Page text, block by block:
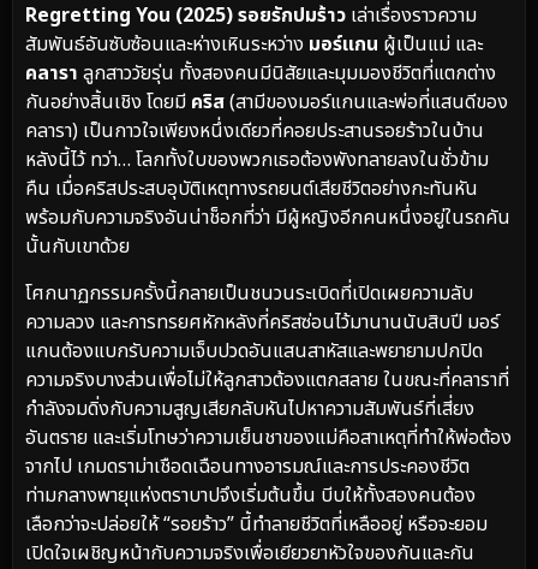
Regretting You (2025) รอยรักปมร้าว เล่าเรื่องราวความ
สัมพันธ์อันซับซ้อนและห่างเหินระหว่าง มอร์แกน ผู้เป็นแม่ และ
คลารา ลูกสาววัยรุ่น ทั้งสองคนมีนิสัยและมุมมองชีวิตที่แตกต่าง
กันอย่างสิ้นเชิง โดยมี คริส(สามีของมอร์แกนและพ่อที่แสนดีของ
คลารา) เป็นกาวใจเพียงหนึ่งเดียวที่คอยประสานรอยร้าวในบ้าน
หลังนี้ไว้ ทว่า… โลกทั้งใบของพวกเธอต้องพังทลายลงในชั่วข้าม
คืน เมื่อคริสประสบอุบัติเหตุทางรถยนต์เสียชีวิตอย่างกะทันหัน
พร้อมกับความจริงอันน่าช็อกที่ว่า มีผู้หญิงอีกคนหนึ่งอยู่ในรถคัน
นั้นกับเขาด้วย
โศกนาฏกรรมครั้งนี้กลายเป็นชนวนระเบิดที่เปิดเผยความลับ
ความลวง และการทรยศหักหลังที่คริสซ่อนไว้มานานนับสิบปี มอร์
แกนต้องแบกรับความเจ็บปวดอันแสนสาหัสและพยายามปกปิด
ความจริงบางส่วนเพื่อไม่ให้ลูกสาวต้องแตกสลาย ในขณะที่คลาราที่
กำลังจมดิ่งกับความสูญเสียกลับหันไปหาความสัมพันธ์ที่เสี่ยง
อันตราย และเริ่มโทษว่าความเย็นชาของแม่คือสาเหตุที่ทำให้พ่อต้อง
จากไป เกมดราม่าเชือดเฉือนทางอารมณ์และการประคองชีวิต
ท่ามกลางพายุแห่งตราบาปจึงเริ่มต้นขึ้น บีบให้ทั้งสองคนต้อง
เลือกว่าจะปล่อยให้ “รอยร้าว” นี้ทำลายชีวิตที่เหลืออยู่ หรือจะยอม
เปิดใจเผชิญหน้ากับความจริงเพื่อเยียวยาหัวใจของกันและกัน